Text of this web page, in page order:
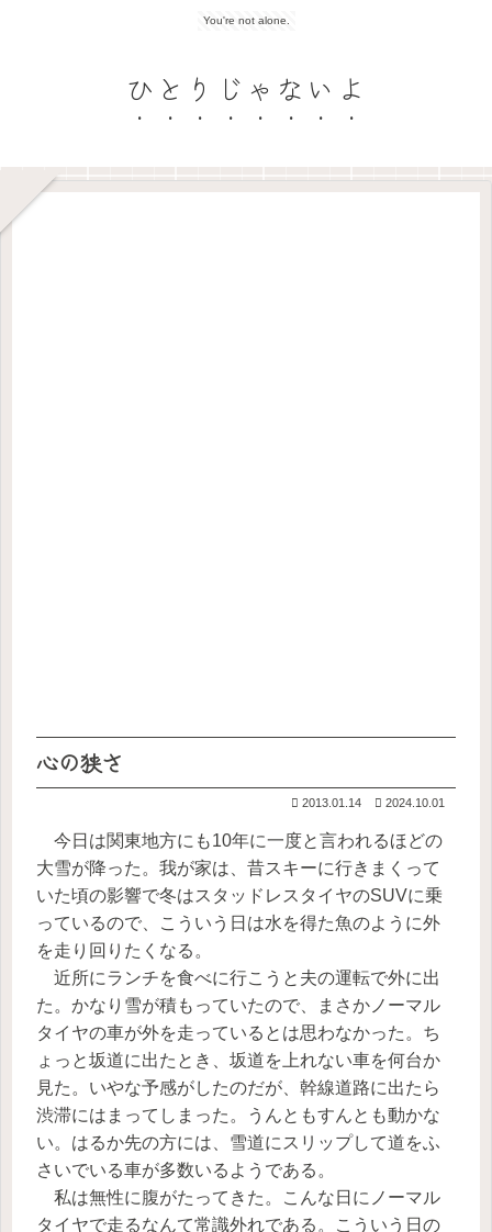
You're not alone.
ひとりじゃないよ
心の狭さ
2013.01.14 2024.10.01
今日は関東地方にも10年に一度と言われるほどの
大雪が降った。我が家は、昔スキーに行きまくって
いた頃の影響で冬はスタッドレスタイヤのSUVに乗
っているので、こういう日は水を得た魚のように外
を走り回りたくなる。
近所にランチを食べに行こうと夫の運転で外に出
た。かなり雪が積もっていたので、まさかノーマル
タイヤの車が外を走っているとは思わなかった。ち
ょっと坂道に出たとき、坂道を上れない車を何台か
見た。いやな予感がしたのだが、幹線道路に出たら
渋滞にはまってしまった。うんともすんとも動かな
い。はるか先の方には、雪道にスリップして道をふ
さいでいる車が多数いるようである。
私は無性に腹がたってきた。こんな日にノーマル
タイヤで走るなんて常識外れである。こういう日の